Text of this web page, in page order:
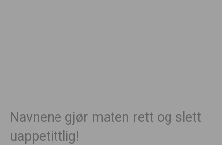
Navnene gjør maten rett og slett
uappetittlig!